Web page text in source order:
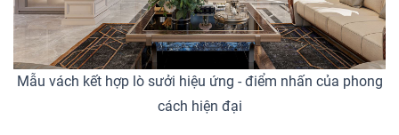
Mẫu vách kết hợp lò sưởi hiệu ứng - điểm nhấn của phong
cách hiện đại